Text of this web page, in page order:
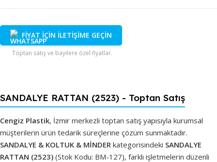
FİYAT İÇİN İLETİŞİME GEÇİN
Toptan satış ve bayilere özel fiyatlar.
SANDALYE RATTAN (2523) - Toptan Satış
Cengiz Plastik, İzmir merkezli toptan satış yapısıyla kurumsal
müşterilerin ürün tedarik süreçlerine çözüm sunmaktadır.
SANDALYE & KOLTUK & MİNDER kategorisindeki SANDALYE
RATTAN (2523) (Stok Kodu: BM-127), farklı işletmelerin düzenli